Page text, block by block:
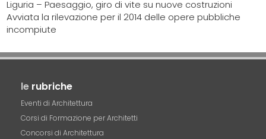
Liguria – Paesaggio, giro di vite su nuove costruzioni
Avviata la rilevazione per il 2014 delle opere pubbliche
incompiute
le rubriche
Eventi di Architettura
Corsi di Formazione per Architetti
Concorsi di Architettura